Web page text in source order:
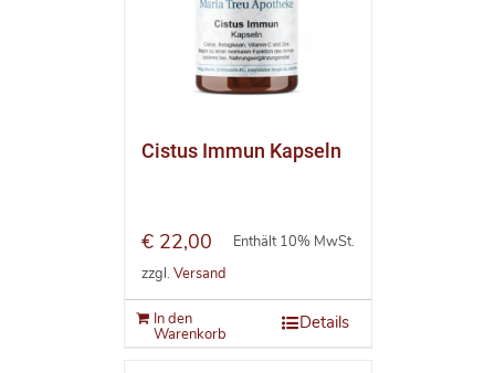
Cistus Immun Kapseln
€22,00
Enthält 10% MwSt.
zzgl. Versand
In den
Warenkorb
Details